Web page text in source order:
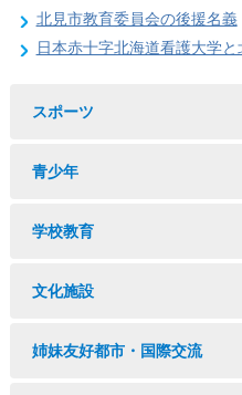
北見市教育委員会の後援名義
日本赤十字北海道看護大学と北見市教
スポーツ
青少年
学校教育
文化施設
姉妹友好都市・国際交流